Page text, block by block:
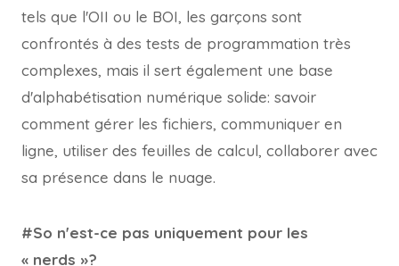
tels que l'OII ou le BOI, les garçons sont
confrontés à des tests de programmation très
complexes, mais il sert également une base
d'alphabétisation numérique solide: savoir
comment gérer les fichiers, communiquer en
ligne, utiliser des feuilles de calcul, collaborer avec
sa présence dans le nuage.
#So n'est-ce pas uniquement pour les
« nerds »?